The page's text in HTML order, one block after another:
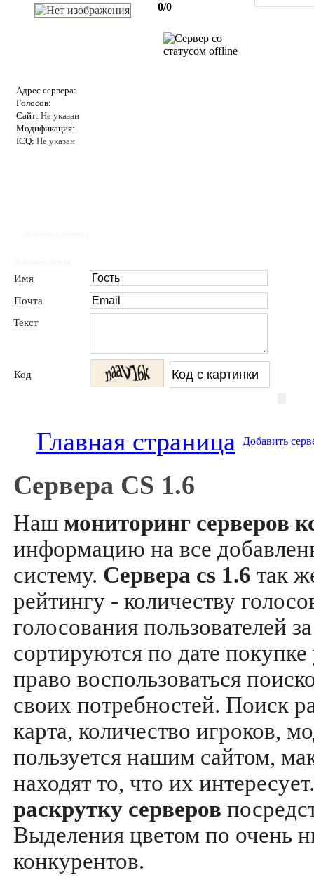
0/0
Адрес сервера:
Голосов:
Сайт: Не указан
Модификация:
ICQ: Не указан
Имя
Почта
Текст
Код
Главная страница Добавить
Сервера CS 1.6
Наш мониторинг серверов
информацию на все
систему. Сервера cs 1.6 так
рейтингу - количеству
голосования пользователей
сортируются по дате
право воспользоваться
своих потребностей. Поиск
карта, количество игроков,
пользуется нашим сайтом,
находят то, что их
раскрутку серверов
Выделения цветом по очень
конкурентов.